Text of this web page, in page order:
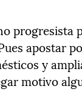
progresista
apostar
y
motivo